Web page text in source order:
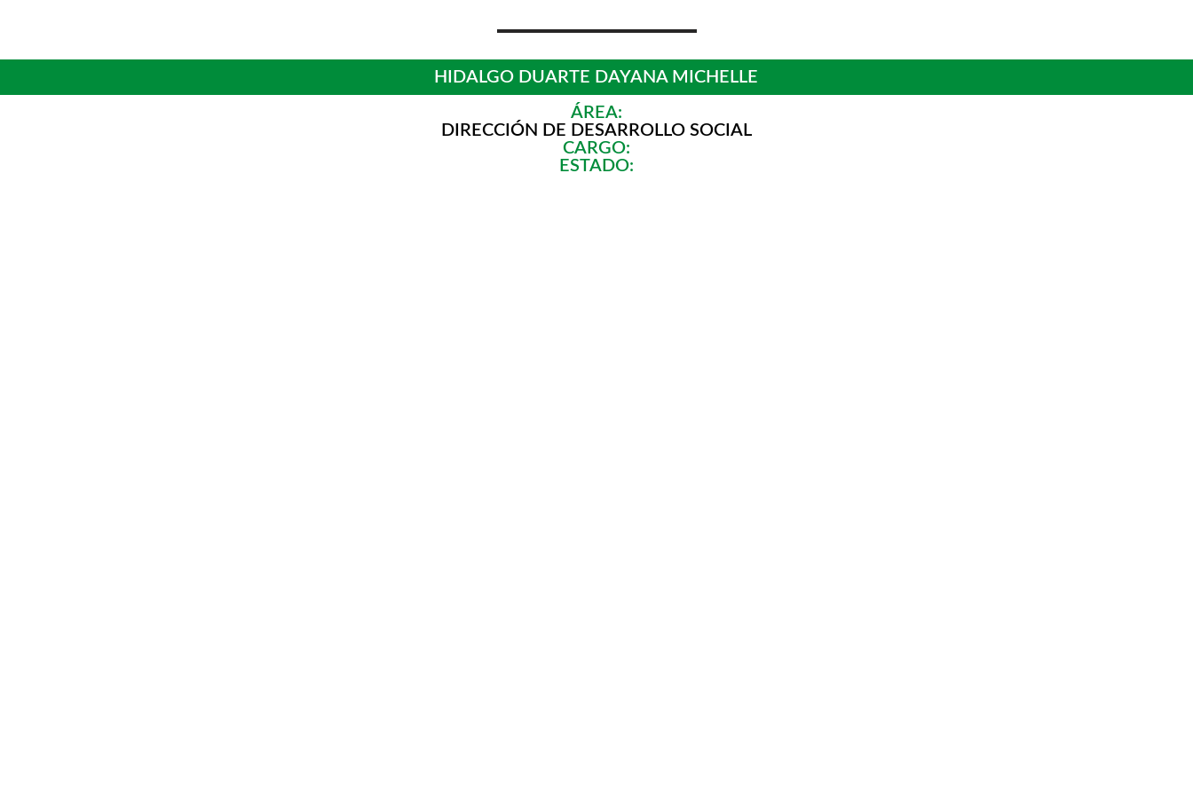
contenido
HIDALGO DUARTE DAYANA MICHELLE
ÁREA:
DIRECCIÓN DE DESARROLLO SOCIAL
CARGO:
ESTADO: